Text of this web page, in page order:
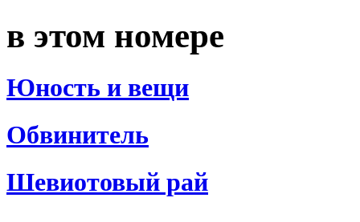
в этом номере
Юность и вещи
Обвинитель
Шевиотовый рай